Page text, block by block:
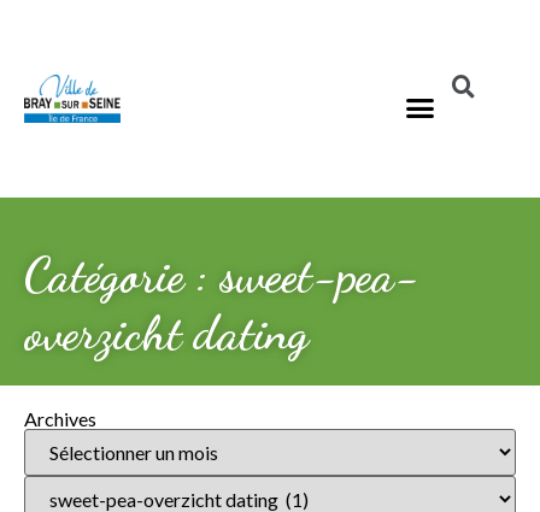
Catégorie : sweet-pea-
overzicht dating
Archives